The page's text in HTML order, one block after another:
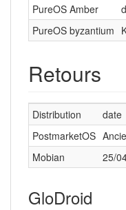
PureOS Amber
PureOS byzantium
Retours
Distribution date
PostmarketOS
Mobian
25/
GloDroid